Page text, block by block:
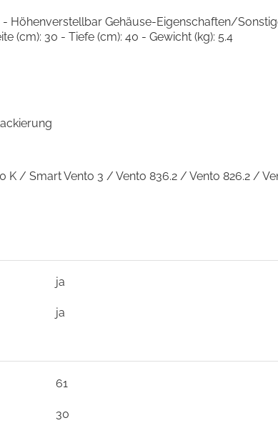
Höhenverstellbar Gehäuse-Eigenschaften/
(cm): 30 - Tiefe (cm): 40 - Gewicht (kg): 5.4
K / Smart Vento 3 / Vento 836.2 / Vento 826.2 /
ja
ja
61
30